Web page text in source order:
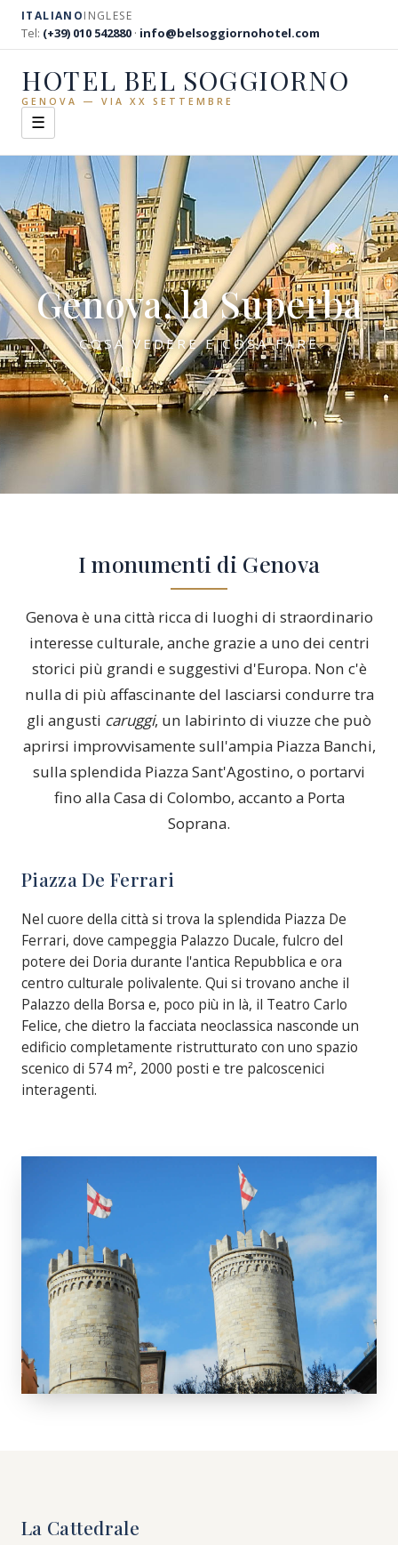
ITALIANOINGLESE
Tel: (+39) 010 542880 · info@belsoggiornohotel.com
HOTEL BEL SOGGIORNO
GENOVA — VIA XX SETTEMBRE
☰
Genova, la Superba
COSA VEDERE E COSA FARE
I monumenti di Genova
Genova è una città ricca di luoghi di straordinario
interesse culturale, anche grazie a uno dei centri
storici più grandi e suggestivi d'Europa. Non c'è
nulla di più affascinante del lasciarsi condurre tra
gli angusti caruggi, un labirinto di viuzze che può
aprirsi improvvisamente sull'ampia Piazza Banchi,
sulla splendida Piazza Sant'Agostino, o portarvi
fino alla Casa di Colombo, accanto a Porta
Soprana.
Piazza De Ferrari
Nel cuore della città si trova la splendida Piazza De
Ferrari, dove campeggia Palazzo Ducale, fulcro del
potere dei Doria durante l'antica Repubblica e ora
centro culturale polivalente. Qui si trovano anche il
Palazzo della Borsa e, poco più in là, il Teatro Carlo
Felice, che dietro la facciata neoclassica nasconde un
edificio completamente ristrutturato con uno spazio
scenico di 574 m², 2000 posti e tre palcoscenici
interagenti.
La Cattedrale